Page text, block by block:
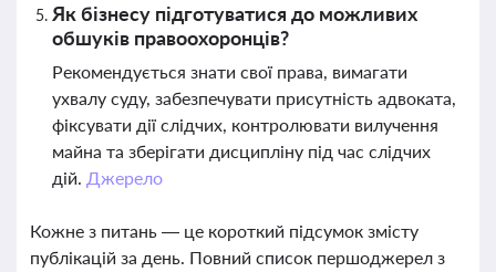
Як бізнесу підготуватися до можливих
обшуків правоохоронців?
Рекомендується знати свої права, вимагати
ухвалу суду, забезпечувати присутність адвоката,
фіксувати дії слідчих, контролювати вилучення
майна та зберігати дисципліну під час слідчих
дій. Джерело
Кожне з питань — це короткий підсумок змісту
публікацій за день. Повний список першоджерел з